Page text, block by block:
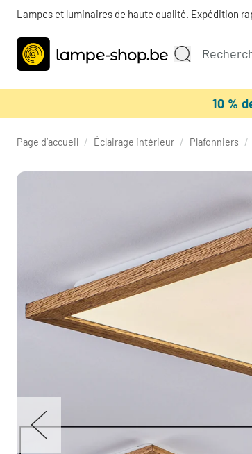
Lampes et luminaires de haute qualité. Expédition
10 %
Page d’accueil / Éclairage intérieur / Plafonniers /